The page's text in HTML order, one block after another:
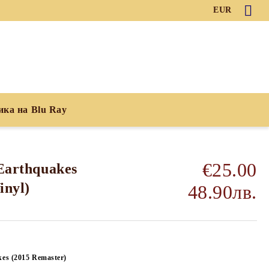
EUR
на Blu Ray
€25.00
48.90лв.
(2015 Remaster)